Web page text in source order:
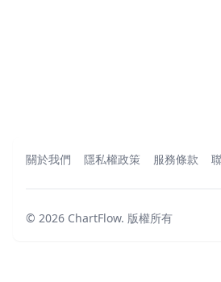
關於我們 隱私權政策 服務條款
© 2026 ChartFlow. 版權所有